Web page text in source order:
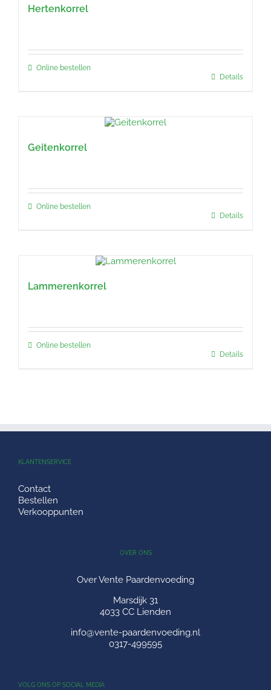
Hertenkorrel
Online bestellen
Details
Geitenkorrel
Online bestellen
Details
Lammerenkorrel
Online bestellen
Details
KLANTENSERVICE
Contact
Bestellen
Verkooppunten
OVER ONS
Over Vente Paardenvoeding
Marsdijk 31
4033 CC Lienden
info@vente-paardenvoeding.nl
0317-499595
VOLG ONS OP SOCIAL MEDIA